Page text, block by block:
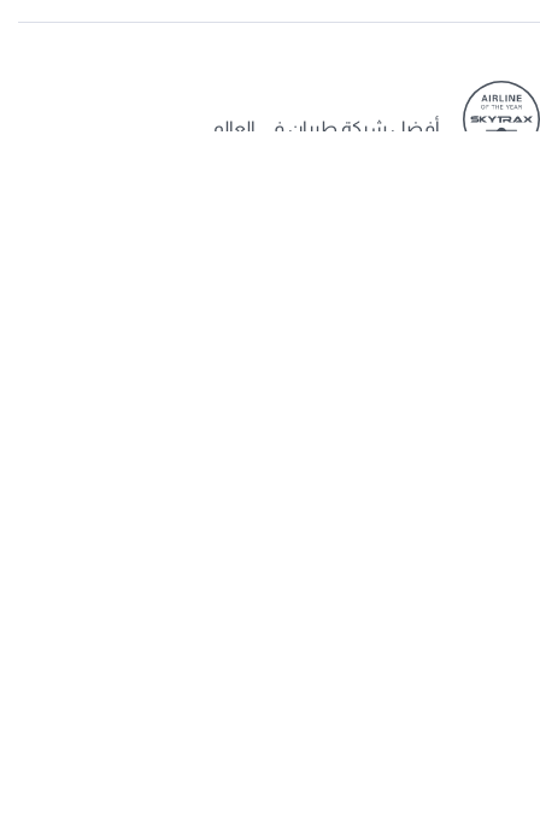
أفضل شركة طيران في العالم